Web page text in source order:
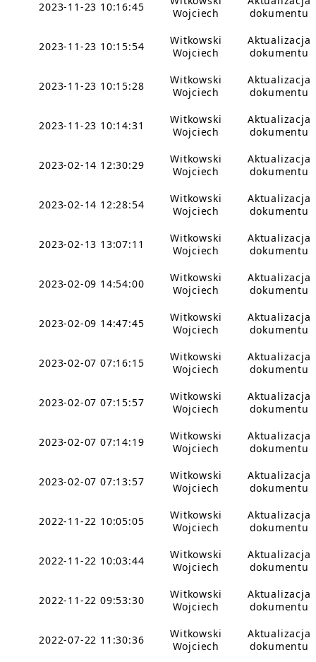
2023-11-23 10:16:45
Wojciech
dokumentu
2023-11-23 10:15:54
Witkowski
Wojciech
Aktualizacja
dokumentu
2023-11-23 10:15:28
Witkowski
Wojciech
Aktualizacja
dokumentu
2023-11-23 10:14:31
Witkowski
Wojciech
Aktualizacja
dokumentu
2023-02-14 12:30:29
Witkowski
Wojciech
Aktualizacja
dokumentu
2023-02-14 12:28:54
Witkowski
Wojciech
Aktualizacja
dokumentu
2023-02-13 13:07:11
Witkowski
Wojciech
Aktualizacja
dokumentu
2023-02-09 14:54:00
Witkowski
Wojciech
Aktualizacja
dokumentu
2023-02-09 14:47:45
Witkowski
Wojciech
Aktualizacja
dokumentu
2023-02-07 07:16:15
Witkowski
Wojciech
Aktualizacja
dokumentu
2023-02-07 07:15:57
Witkowski
Wojciech
Aktualizacja
dokumentu
2023-02-07 07:14:19
Witkowski
Wojciech
Aktualizacja
dokumentu
2023-02-07 07:13:57
Witkowski
Wojciech
Aktualizacja
dokumentu
2022-11-22 10:05:05
Witkowski
Wojciech
Aktualizacja
dokumentu
2022-11-22 10:03:44
Witkowski
Wojciech
Aktualizacja
dokumentu
2022-11-22 09:53:30
Witkowski
Wojciech
Aktualizacja
dokumentu
2022-07-22 11:30:36
Witkowski
Wojciech
Aktualizacja
dokumentu